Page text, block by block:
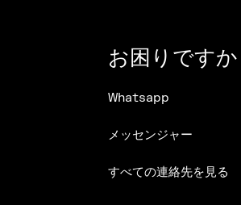
お困りですか
Whatsapp
メッセンジャー
すべての連絡先を見る